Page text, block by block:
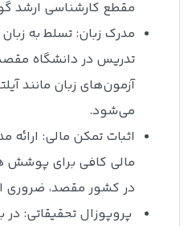
مقطع کارشناسی ارشد
مدرک زبان: تسلط به
تدریس در دانشگاه
آزمون‌های زبان مانند
می‌شود.
اثبات تمکن مالی: ارائه
مالی کافی برای پوشش
در کشور مقصد، ضروری
پروپوزال تحقیقاتی: در